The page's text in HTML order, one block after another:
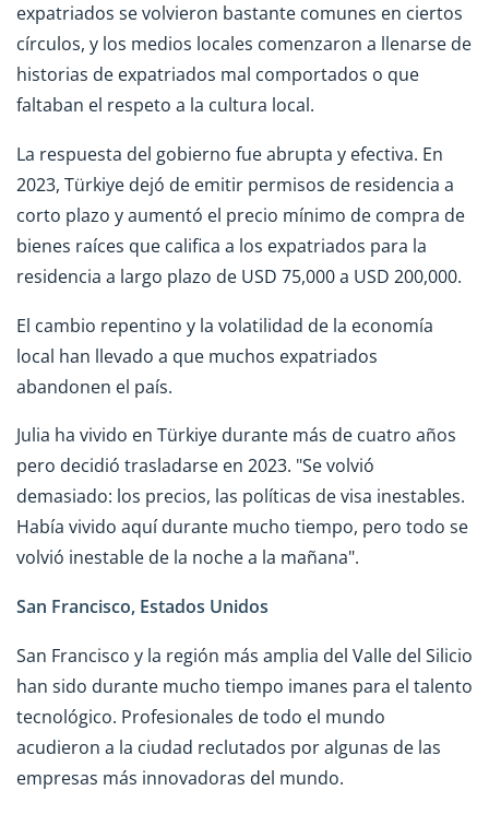
expatriados se volvieron bastante comunes en ciertos
círculos, y los medios locales comenzaron a llenarse de
historias de expatriados mal comportados o que
faltaban el respeto a la cultura local.
La respuesta del gobierno fue abrupta y efectiva. En
2023, Türkiye dejó de emitir permisos de residencia a
corto plazo y aumentó el precio mínimo de compra de
bienes raíces que califica a los expatriados para la
residencia a largo plazo de USD 75,000 a USD 200,000.
El cambio repentino y la volatilidad de la economía
local han llevado a que muchos expatriados
abandonen el país.
Julia ha vivido en Türkiye durante más de cuatro años
pero decidió trasladarse en 2023. "Se volvió
demasiado: los precios, las políticas de visa inestables.
Había vivido aquí durante mucho tiempo, pero todo se
volvió inestable de la noche a la mañana".
San Francisco, Estados Unidos
San Francisco y la región más amplia del Valle del Silicio
han sido durante mucho tiempo imanes para el talento
tecnológico. Profesionales de todo el mundo
acudieron a la ciudad reclutados por algunas de las
empresas más innovadoras del mundo.